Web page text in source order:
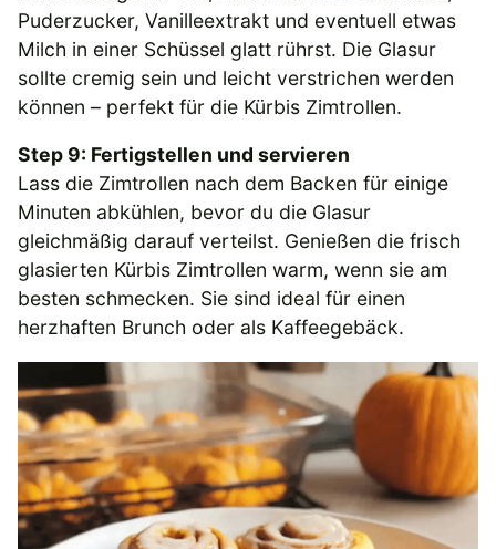
Puderzucker, Vanilleextrakt und eventuell etwas
Milch in einer Schüssel glatt rührst. Die Glasur
sollte cremig sein und leicht verstrichen werden
können – perfekt für die Kürbis Zimtrollen.
Step 9: Fertigstellen und servieren
Lass die Zimtrollen nach dem Backen für einige
Minuten abkühlen, bevor du die Glasur
gleichmäßig darauf verteilst. Genießen die frisch
glasierten Kürbis Zimtrollen warm, wenn sie am
besten schmecken. Sie sind ideal für einen
herzhaften Brunch oder als Kaffeegebäck.